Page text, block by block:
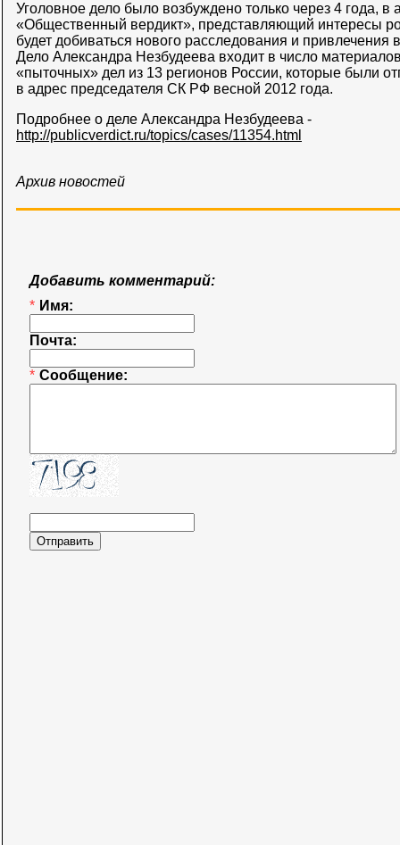
Уголовное дело было возбуждено только через 4 года, в
«Общественный вердикт», представляющий интересы
будет добиваться нового расследования и привлечения
Дело Александра Незбудеева входит в число
«пыточных» дел из 13 регионов России, которые были
в адрес председателя СК РФ весной 2012 года.
Подробнее о деле Александра Незбудеева -
http://publicverdict.ru/topics/cases/11354.html
Архив новостей
Добавить комментарий:
* Имя:
Почта:
* Сообщение: